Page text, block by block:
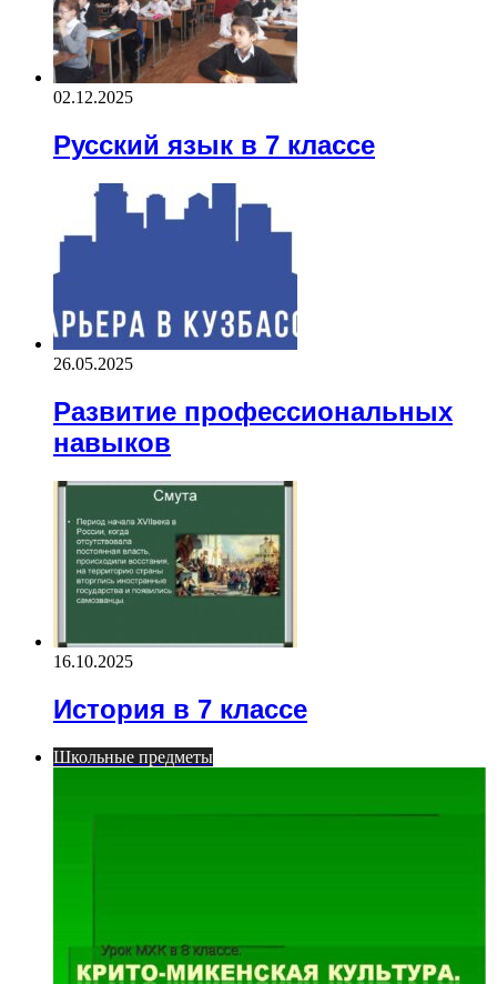
02.12.2025
Русский язык в 7 классе
26.05.2025
Развитие профессиональных
навыков
16.10.2025
История в 7 классе
Школьные предметы